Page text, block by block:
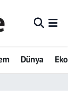
Dünya